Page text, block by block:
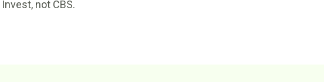
not CBS.